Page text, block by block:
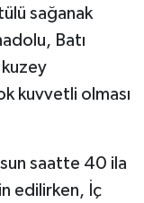
sağanak
Batı
kuvvetli olması
saatte 40 ila
edilirken, İç